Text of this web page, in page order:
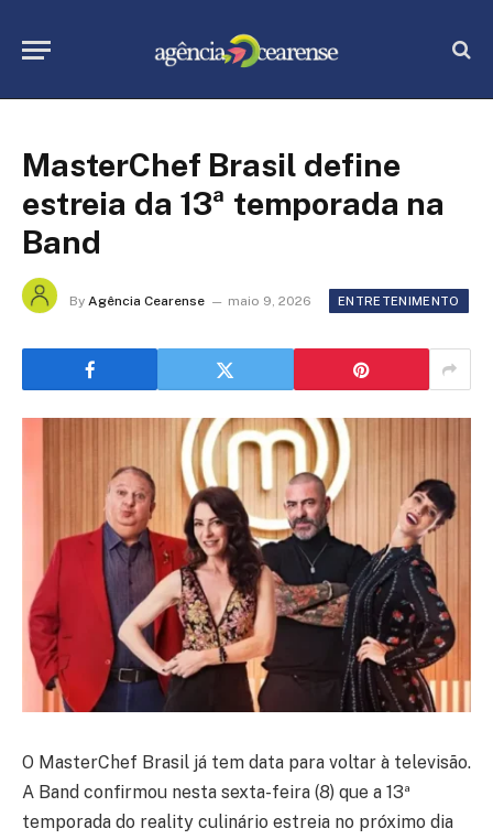
MasterChef Brasil define
estreia da 13ª temporada na
Band
By Agência Cearense maio 9, 2026 ENTRETENIMENTO
O MasterChef Brasil já tem data para voltar à televisão.
A Band confirmou nesta sexta-feira (8) que a 13ª
temporada do reality culinário estreia no próximo dia